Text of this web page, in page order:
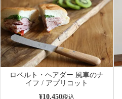
ロベルト・ヘアダー 風車のナ
イフ / アプリコット
¥10,450税込